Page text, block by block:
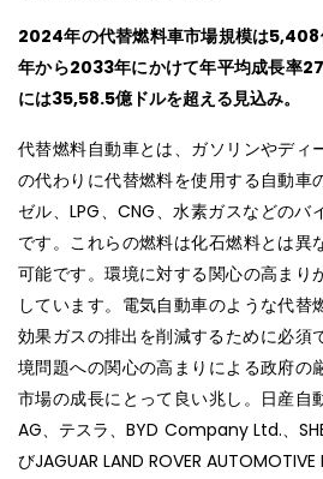
2024年の代替燃料車市場規模は5,408
年から2033年にかけて年平均成長率
には35,58.5億ドルを超える見込み。
代替燃料自動車とは、ガソリンやディ
の代わりに代替燃料を使用する自動車
ゼル、LPG、CNG、水素ガスなどのバ
です。これらの燃料は化石燃料とは異
可能です。環境に対する関心の高まり
しています。電気自動車のような代替
効果ガスの排出を削減するために必
境問題への関心の高まりによる政府の
市場の成長にとって良い兆し。日産自
AG、テスラ、BYD Company Ltd.、
びJAGUAR LAND ROVER